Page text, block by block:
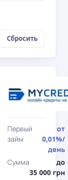
Сбросить
Первый
займ
от
0,01%/
день
Сумма
до
35 000 грн